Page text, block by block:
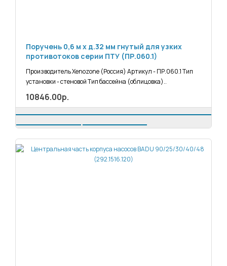
Поручень 0,6 м х д.32 мм гнутый для узких
противотоков серии ПТУ (ПР.060.1)
Производитель Xenozone (Россия) Артикул - ПР.060.1 Тип
установки - стеновой Тип бассейна (облицовка)..
10846.00р.